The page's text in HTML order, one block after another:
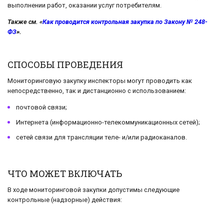
выполнении работ, оказании услуг потребителям.
Также см. «Как проводится контрольная закупка по Закону № 248-
ФЗ».
СПОСОБЫ ПРОВЕДЕНИЯ
Мониторинговую закупку инспекторы могут проводить как
непосредственно, так и дистанционно с использованием:
почтовой связи;
Интернета (информационно-телекоммуникационных сетей);
сетей связи для трансляции теле- и/или радиоканалов.
ЧТО МОЖЕТ ВКЛЮЧАТЬ
В ходе мониторинговой закупки допустимы следующие
контрольные (надзорные) действия: